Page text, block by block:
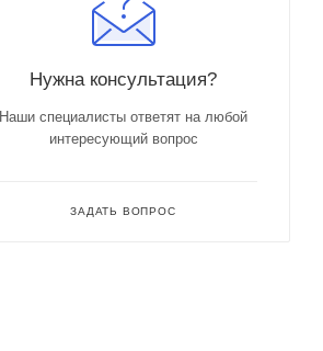
Нужна консультация?
Наши специалисты ответят на любой
интересующий вопрос
ЗАДАТЬ ВОПРОС